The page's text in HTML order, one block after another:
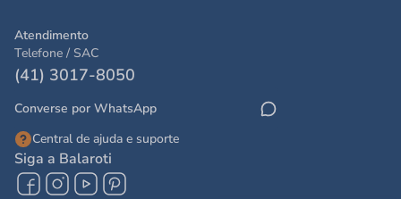
Atendimento
Telefone / SAC
(41) 3017-8050
Converse por WhatsApp
Central de ajuda e suporte
Siga a Balaroti